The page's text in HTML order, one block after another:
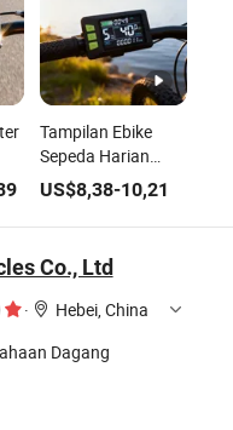
Tampilan Ebike
Sepeda Harian
dengan Kecepatan
Jarak Komputer
Sepeda Aksesori
US$8,38-10,21
Co., Ltd
·
Hebei, China
Dagang